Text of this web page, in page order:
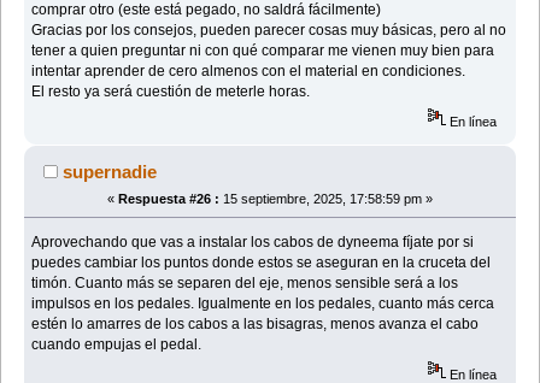
comprar otro (este está pegado, no saldrá fácilmente)
Gracias por los consejos, pueden parecer cosas muy básicas, pero al no
tener a quien preguntar ni con qué comparar me vienen muy bien para
intentar aprender de cero almenos con el material en condiciones.
El resto ya será cuestión de meterle horas.
En línea
supernadie
« Respuesta #26 : 15 septiembre, 2025, 17:58:59 pm »
Aprovechando que vas a instalar los cabos de dyneema fíjate por si
puedes cambiar los puntos donde estos se aseguran en la cruceta del
timón. Cuanto más se separen del eje, menos sensible será a los
impulsos en los pedales. Igualmente en los pedales, cuanto más cerca
estén lo amarres de los cabos a las bisagras, menos avanza el cabo
cuando empujas el pedal.
En línea